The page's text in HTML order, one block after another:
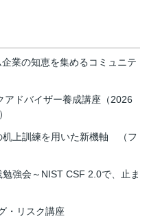
業の知恵を集めるコミュニテ
アドバイザー養成講座（2026
机上訓練を用いた新機軸 （フ
強会～NIST CSF 2.0で、止ま
・リスク講座